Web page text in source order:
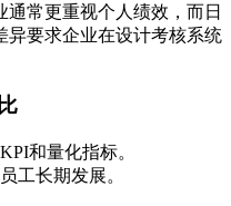
常更重视个人绩效，而日
异要求企业在设计考核系统
和量化指标。
工长期发展。